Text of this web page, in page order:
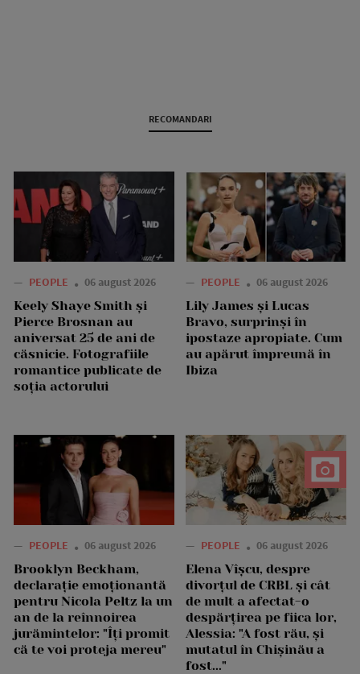
RECOMANDARI
— PEOPLE 06 august 2026
Keely Shaye Smith și
Pierce Brosnan au
aniversat 25 de ani de
căsnicie. Fotografiile
romantice publicate de
soția actorului
— PEOPLE 06 august 2026
Lily James și Lucas
Bravo, surprinși în
ipostaze apropiate. Cum
au apărut împreună în
Ibiza
— PEOPLE 06 august 2026
Brooklyn Beckham,
declarație emoționantă
pentru Nicola Peltz la un
an de la reînnoirea
jurămintelor: "Îți promit
că te voi proteja mereu"
— PEOPLE 06 august 2026
Elena Vîșcu, despre
divorțul de CRBL și cât
de mult a afectat-o
despărțirea pe fiica lor,
Alessia: "A fost rău, și
mutatul în Chișinău a
fost..."